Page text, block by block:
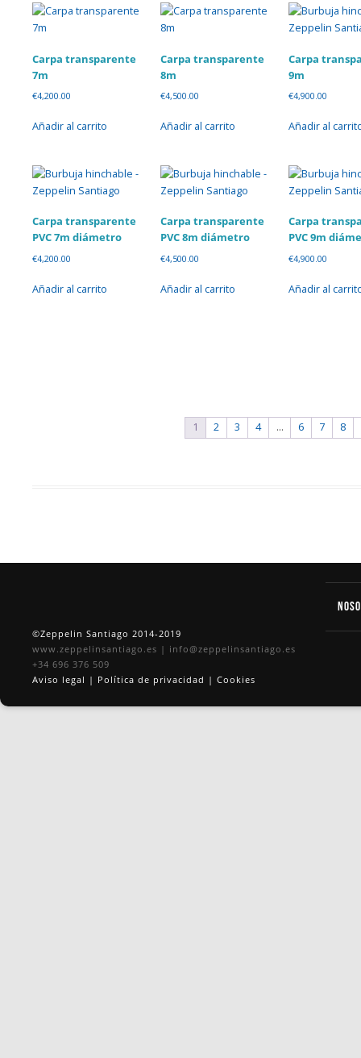
Carpa transparente
7m
€4,200.00
Añadir al carrito
Carpa transparente
8m
€4,500.00
Añadir al carrito
Carpa
9m
€4,900.00
Añadir al
Carpa transparente
PVC 7m diámetro
€4,200.00
Añadir al carrito
Carpa transparente
PVC 8m diámetro
€4,500.00
Añadir al carrito
Carpa
PVC 9m
€4,900.00
Añadir al
1 2 3 4 … 6 7 8
©Zeppelin Santiago 2014-2019
www.zeppelinsantiago.es | info@zeppelinsantiago.es
+34 696 376 509
Aviso legal | Política de privacidad | Cookies